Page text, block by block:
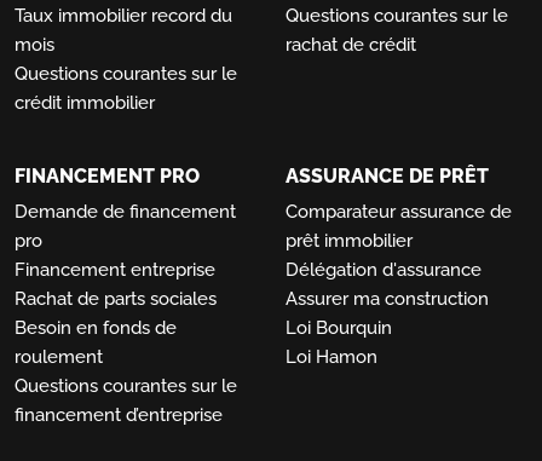
Taux immobilier record du
mois
Questions courantes sur le
crédit immobilier
Questions courantes sur le
rachat de crédit
FINANCEMENT PRO
Demande de financement
pro
Financement entreprise
Rachat de parts sociales
Besoin en fonds de
roulement
Questions courantes sur le
financement d’entreprise
ASSURANCE DE PRÊT
Comparateur assurance de
prêt immobilier
Délégation d'assurance
Assurer ma construction
Loi Bourquin
Loi Hamon